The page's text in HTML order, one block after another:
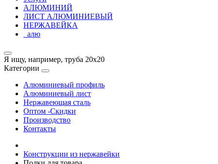
АЛЮМИНИЙ
ЛИСТ АЛЮМИНИЕВЫЙ
НЕРЖАВЕЙКА
_алю
Я ищу, например, труба 20х20
Категории
Алюминиевый профиль
Алюминиевый лист
Нержавеющая сталь
Оптом -Скидки
Производство
Контакты
Конструкции из нержавейки